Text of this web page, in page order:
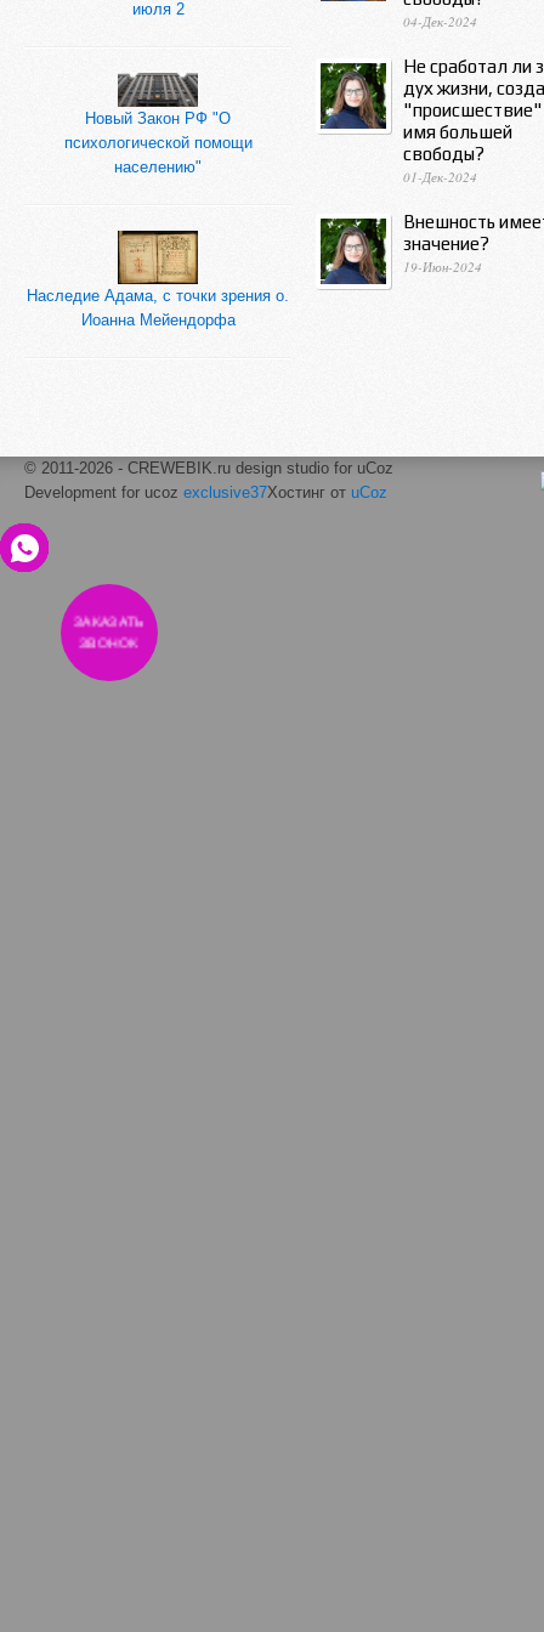
июля 2
Новый Закон РФ "О
психологической помощи
населению"
Наследие Адама, с точки зрения о.
Иоанна Мейендорфа
04-Дек-2024
Не сработал ли
дух жизни,
"происшествие"
имя большей
свободы?
01-Дек-2024
Внешность
значение?
19-Июн-2024
© 2011-2026 - CREWEBIK.ru design studio for uCoz
Development for ucoz exclusive37Хостинг от uCoz